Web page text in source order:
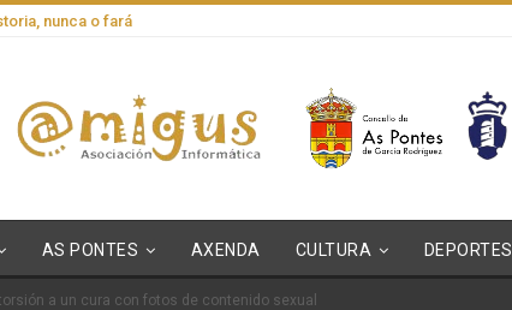
nunca o fará
AS PONTES AXENDA CULTURA DEPORTES
a un cura con fotos de contenido sexual